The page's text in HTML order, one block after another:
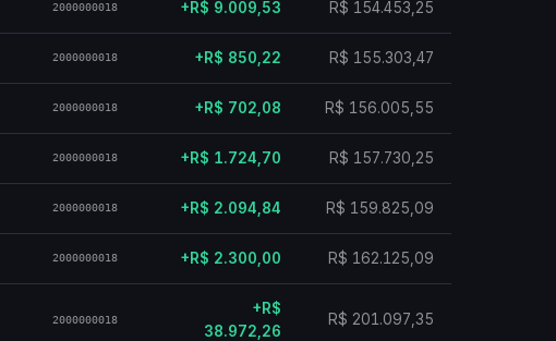
2000000018 +R$ 9.009,53 R$ 154.453,25
2000000018 +R$ 850,22 R$ 155.303,47
2000000018 +R$ 702,08 R$ 156.005,55
2000000018 +R$ 1.724,70 R$ 157.730,25
2000000018 +R$ 2.094,84 R$ 159.825,09
2000000018 +R$ 2.300,00 R$ 162.125,09
2000000018
+R$
38.972,26
R$ 201.097,35